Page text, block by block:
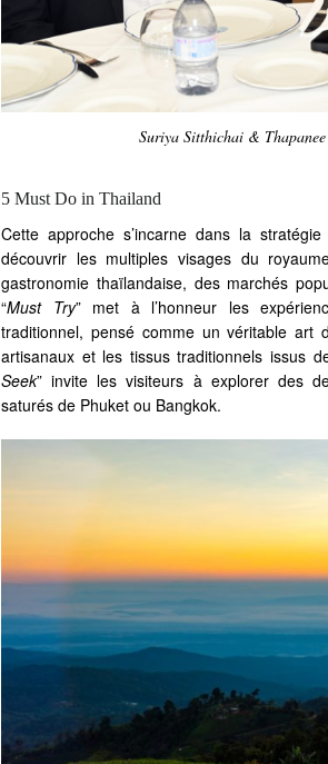
Suriya Sitthichai &
5 Must Do in Thailand
Cette approche s’incarne dans la stratégie
découvrir les multiples visages du
gastronomie thaïlandaise, des marchés
“Must Try” met à l’honneur les
traditionnel, pensé comme un véritable art
artisanaux et les tissus traditionnels issus
Seek” invite les visiteurs à explorer des
saturés de Phuket ou Bangkok.